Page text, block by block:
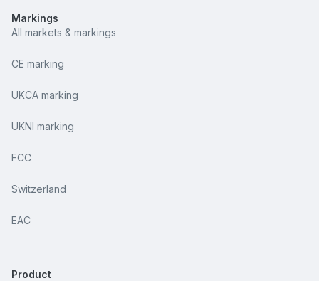
Markings
All markets & markings
CE marking
UKCA marking
UKNI marking
FCC
Switzerland
EAC
Product